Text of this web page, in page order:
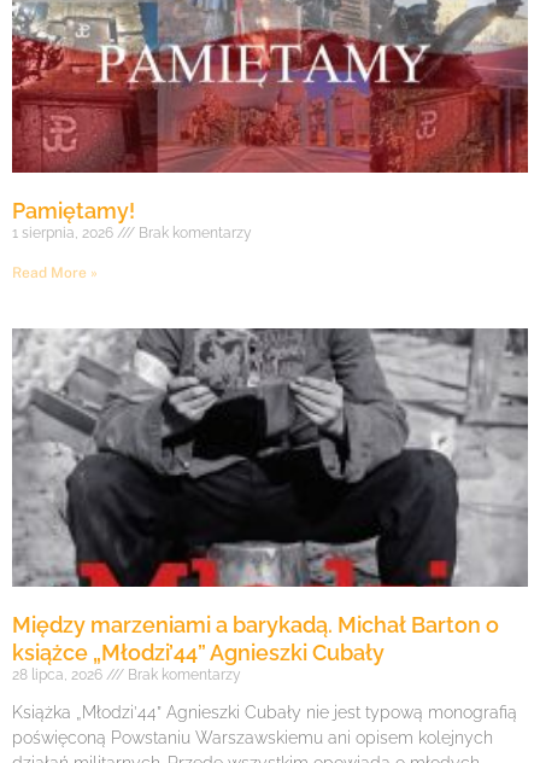
Pamiętamy!
1 sierpnia, 2026 Brak komentarzy
Read More »
Między marzeniami a barykadą. Michał Barton o
książce „Młodzi’44” Agnieszki Cubały
28 lipca, 2026 Brak komentarzy
Książka „Młodzi’44” Agnieszki Cubały nie jest typową monografią
poświęconą Powstaniu Warszawskiemu ani opisem kolejnych